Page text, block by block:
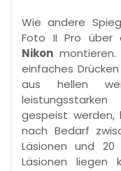
Wie andere
Foto II Pro über
Nikon
einfaches
aus hellen
gespeist
nach Bedarf
Läsionen und
Läsionen liegen